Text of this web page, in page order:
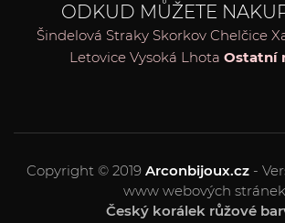
ODKUD MŮŽETE
Šindelová Straky Skorkov Chelčice
Letovice Vysoká Lhota Ostatní
Copyright © 2019 Arconbijoux.cz -
www webových stránek
Český korálek růžové